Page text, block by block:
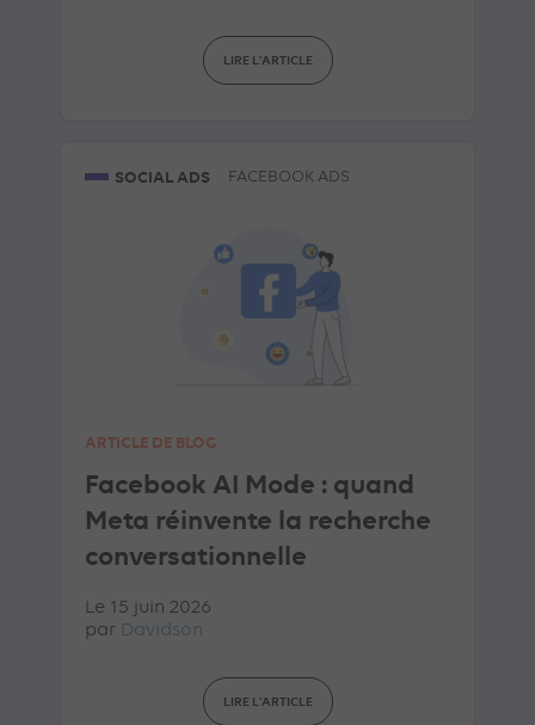
LIRE L'ARTICLE
SOCIAL ADS FACEBOOK ADS
ARTICLE DE BLOG
Facebook AI Mode : quand
Meta réinvente la recherche
conversationnelle
Le 15 juin 2026
par Davidson
LIRE L'ARTICLE